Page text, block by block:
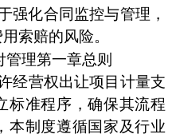
强化合同监控与管理，
索赔的风险。
理第一章总则
经营权出让项目计量支
标准程序，确保其流程
本制度遵循国家及行业